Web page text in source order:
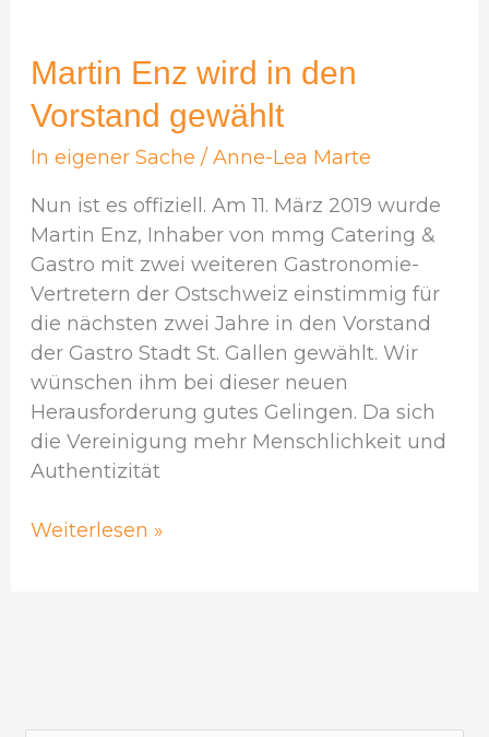
Martin Enz wird in den
Vorstand gewählt
In eigener Sache / Anne-Lea Marte
Nun ist es offiziell. Am 11. März 2019 wurde
Martin Enz, Inhaber von mmg Catering &
Gastro mit zwei weiteren Gastronomie-
Vertretern der Ostschweiz einstimmig für
die nächsten zwei Jahre in den Vorstand
der Gastro Stadt St. Gallen gewählt. Wir
wünschen ihm bei dieser neuen
Herausforderung gutes Gelingen. Da sich
die Vereinigung mehr Menschlichkeit und
Authentizität
wird
den
Vorstand
Weiterlesen »